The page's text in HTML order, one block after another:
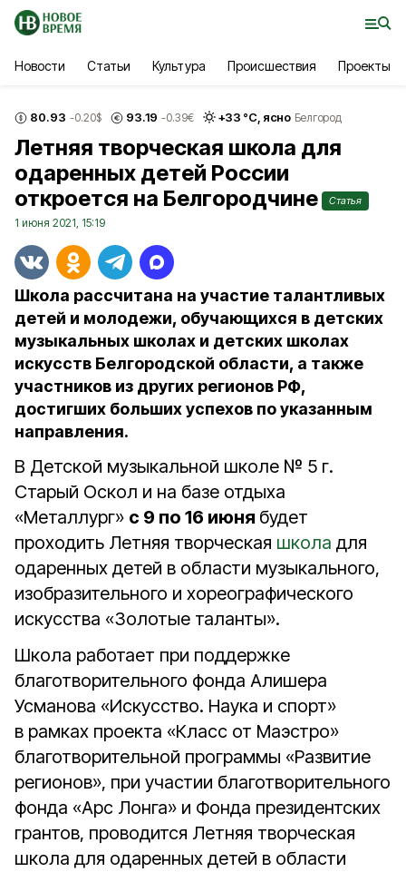
Новости Статьи Культура Происшествия Проекты
80.93 -0.20$ 93.19 -0.39€ +33 °С, ясно Белгород
Летняя творческая школа для
одаренных детей России
откроется на Белгородчине
Статья
1 июня 2021, 15:19
Школа рассчитана на участие талантливых
детей и молодежи, обучающихся в детских
музыкальных школах и детских школах
искусств Белгородской области, а также
участников из других регионов РФ,
достигших больших успехов по указанным
направления.
В Детской музыкальной школе № 5 г.
Старый Оскол и на базе отдыха
«Металлург» с 9 по 16 июня будет
проходить Летняя творческая школа для
одаренных детей в области музыкального,
изобразительного и хореографического
искусства «Золотые таланты».
Школа работает при поддержке
благотворительного фонда Алишера
Усманова «Искусство. Наука и спорт»
в рамках проекта «Класс от Маэстро»
благотворительной программы «Развитие
регионов», при участии благотворительного
фонда «Арс Лонга» и Фонда президентских
грантов, проводится Летняя творческая
школа для одаренных детей в области